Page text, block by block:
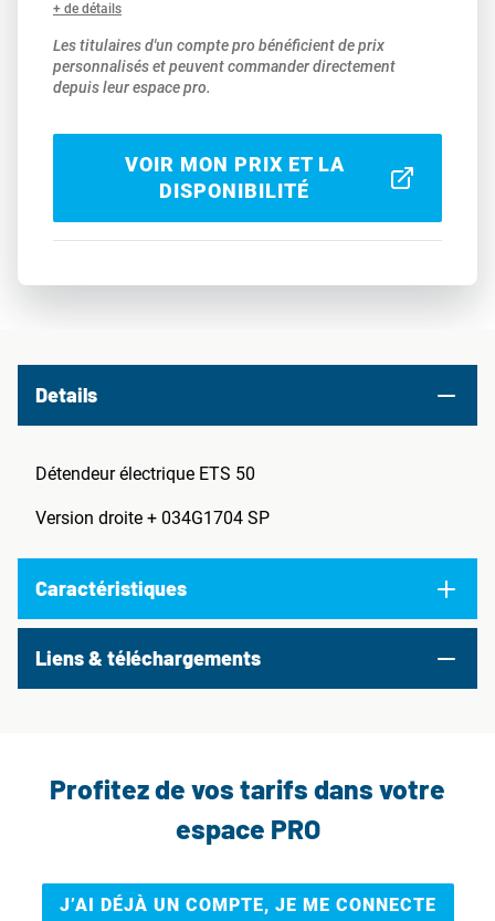
+ de détails
Les titulaires d'un compte pro bénéficient de prix
personnalisés et peuvent commander directement
depuis leur espace pro.
VOIR MON PRIX ET LA
DISPONIBILITÉ
Details
Détendeur électrique ETS 50
Version droite + 034G1704 SP
Caractéristiques
Liens & téléchargements
Profitez de vos tarifs dans votre
espace PRO
J’AI DÉJÀ UN COMPTE, JE ME CONNECTE